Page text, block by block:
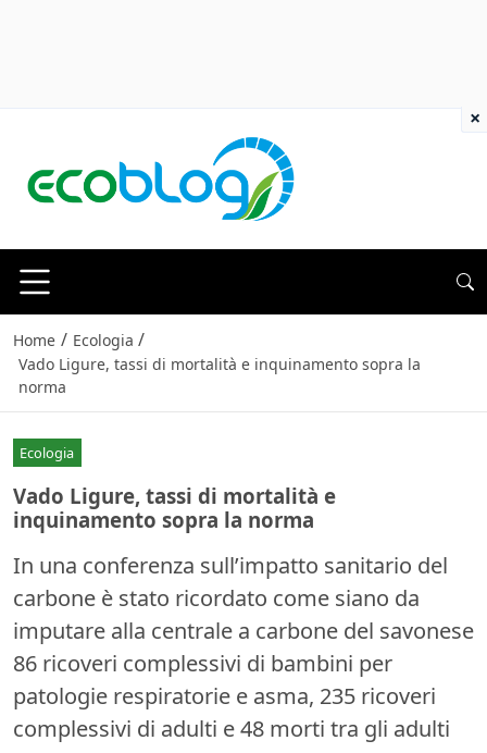
Home / Ecologia /
Vado Ligure, tassi di mortalità e inquinamento sopra la
norma
Ecologia
Vado Ligure, tassi di mortalità e
inquinamento sopra la norma
In una conferenza sull’impatto sanitario del
carbone è stato ricordato come siano da
imputare alla centrale a carbone del savonese
86 ricoveri complessivi di bambini per
patologie respiratorie e asma, 235 ricoveri
complessivi di adulti e 48 morti tra gli adulti
×